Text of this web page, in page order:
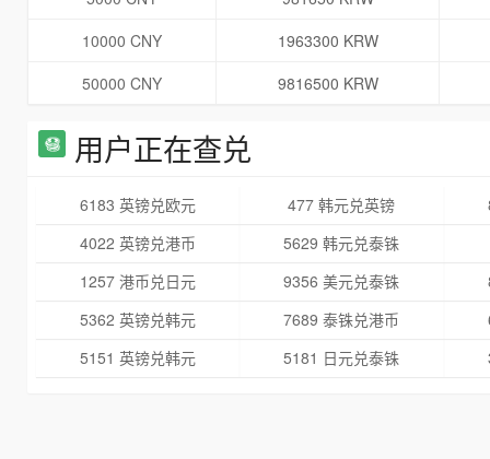
10000 CNY
1963300 KRW
50000 CNY
9816500 KRW
用户正在查兑
6183 英镑兑欧元 477 韩元兑英镑
4022 英镑兑港币
5629 韩元兑泰铢
1257 港币兑日元
9356 美元兑泰铢
5362 英镑兑韩元
7689 泰铢兑港币
5151 英镑兑韩元
5181 日元兑泰铢